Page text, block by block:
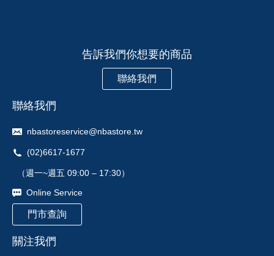
告訴我們你想要的商品
聯絡我們
聯絡我們
nbastoreservice@nbastore.tw
(02)6617-1677
（週一~週五 09:00 – 17:30）
Online Service
門市查詢
關注我們